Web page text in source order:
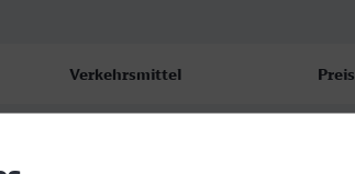
Verkehrsmittel Preis